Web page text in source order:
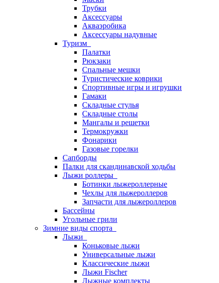
Трубки
Аксессуары
Акваэробика
Аксессуары надувные
Туризм
Палатки
Рюкзаки
Спальные мешки
Туристические коврики
Спортивные игры и игрушки
Гамаки
Складные стулья
Складные столы
Мангалы и решетки
Термокружки
Фонарики
Газовые горелки
Сапборды
Палки для скандинавской ходьбы
Лыжи роллеры
Ботинки лыжероллерные
Чехлы для лыжероллеров
Запчасти для лыжероллеров
Бассейны
Угольные грили
Зимние виды спорта
Лыжи
Коньковые лыжи
Универсальные лыжи
Классические лыжи
Лыжи Fischer
Лыжные комплекты